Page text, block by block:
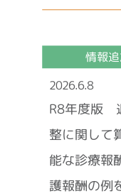
情報
2026.6.8
R8年度版
整に関して
能な診療報
護報酬の例